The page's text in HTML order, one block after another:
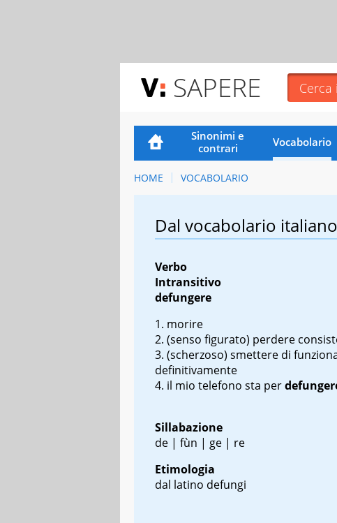
SAPERE
Sinonimi e
contrari
Vocabolario
HOME VOCABOLARIO
Dal vocabolario
Verbo
Intransitivo
defungere
morire
(senso figurato) perdere
(scherzoso) smettere di
definitivamente
il mio telefono sta per
Sillabazione
de | fùn | ge | re
Etimologia
dal latino defungi